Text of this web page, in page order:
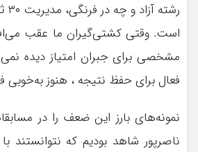
است. وقتی کشتی‌گیران ما عقب
مشخصی برای جبران امتیاز دیده
فعال برای حفظ نتیجه ، هنوز به‌خوبی
نمونه‌های بارز این ضعف را در
ناصرپور شاهد بودیم که نتوانستند